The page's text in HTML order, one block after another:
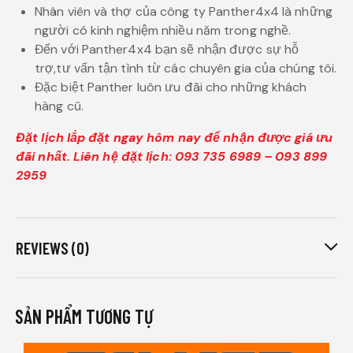
Nhân viên và thợ của công ty Panther4x4 là những
người có kinh nghiệm nhiều năm trong nghề.
Đến với Panther4x4 bạn sẽ nhận được sự hỗ
trợ,tư vấn tận tình từ các chuyên gia của chúng tôi.
Đặc biệt Panther luôn ưu đãi cho những khách
hàng cũ.
Đặt lịch lắp đặt ngay hôm nay để nhận được giá ưu
đãi nhất. Liên hệ đặt lịch: 093 735 6989 – 093 899
2959
REVIEWS (0)
SẢN PHẨM TƯƠNG TỰ